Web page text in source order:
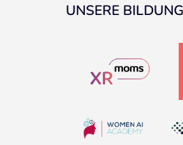
UNSERE